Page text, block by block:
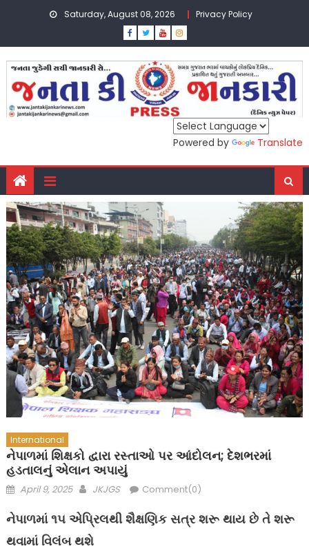
Saturday, August 08, 2026 Privacy Policy
Powered by Translate
International
નેપાળમાં શિક્ષકો દ્વારા રસ્તાઓ પર આંદોલન; દેશભરમાં
હડતાલનું એલાન અપાયું
Posted
April 9, 2025 Author
JKJGS Comment(0)
નેપાળમાં ૧૫ એપ્રિલથી શૈક્ષણિક સત્ર શરૂ થાય છે તે શરૂ
થવામાં વિલંબ થશે